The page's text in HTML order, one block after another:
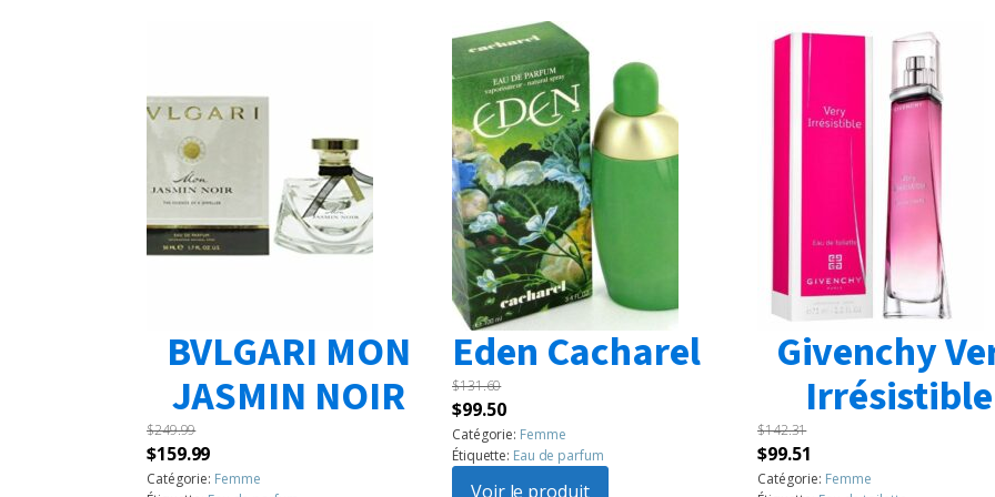
BVLGARI MON
JASMIN NOIR
$249.99
Le
prix
$159.99Le
prix
Catégorie: Femme
Eden Cacharel
$131.60
Le
prix
initial
était :
$99.50Le
prix
actuel
est :
Catégorie: Femme
Étiquette: Eau de parfum
Voir le produit
Givenchy
Irrésistible
$142.31
Le
prix
$99.51
prix
Catégorie: Femme